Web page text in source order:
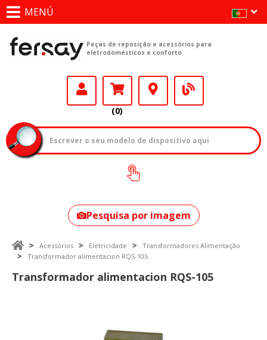
MENÚ
Peças de reposição e acessórios para
eletrodomésticos e conforto
(0)
Como encontrar
o seu modelo?
Pesquisa por imagem
Acessórios Eletricidade
Transformadores Alimentação
Transformador alimentacion RQS-105
Transformador alimentacion RQS-105